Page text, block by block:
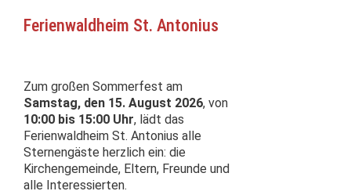
Ferienwaldheim St. Antonius
Zum großen Sommerfest am
Samstag, den 15. August 2026, von
10:00 bis 15:00 Uhr, lädt das
Ferienwaldheim St. Antonius alle
Sternengäste herzlich ein: die
Kirchengemeinde, Eltern, Freunde und
alle Interessierten.